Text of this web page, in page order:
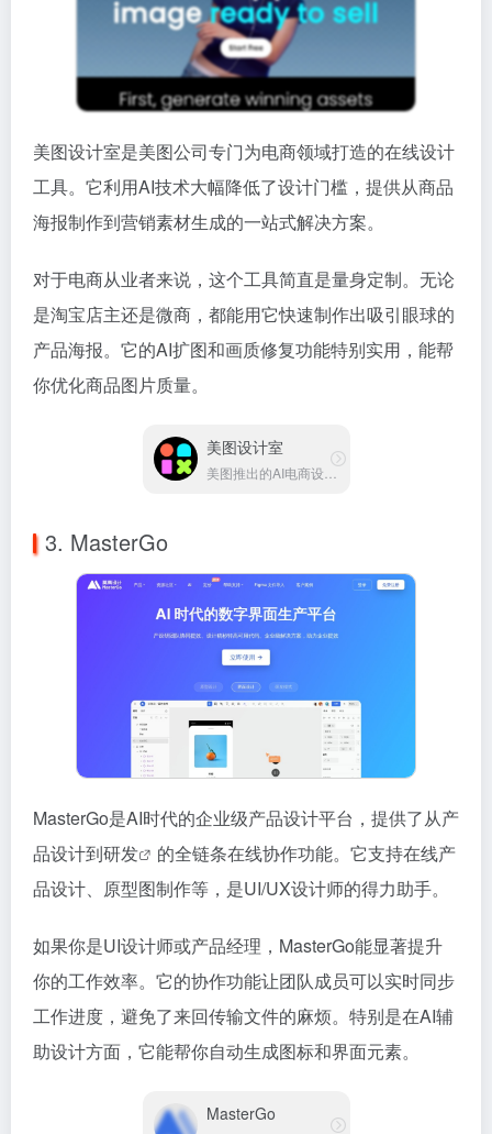
美图设计室是美图公司专门为电商领域打造的在线设计
工具。它利用AI技术大幅降低了设计门槛，提供从商品
海报制作到营销素材生成的一站式解决方案。
对于电商从业者来说，这个工具简直是量身定制。无论
是淘宝店主还是微商，都能用它快速制作出吸引眼球的
产品海报。它的AI扩图和画质修复功能特别实用，能帮
你优化商品图片质量。
美图设计室
3. MasterGo
MasterGo是AI时代的企业级产品设计平台，提供了从产
品设计到研发
的全链条在线协作功能。它支持在线产
品设计、原型图制作等，是UI/UX设计师的得力助手。
如果你是UI设计师或产品经理，MasterGo能显著提升
你的工作效率。它的协作功能让团队成员可以实时同步
工作进度，避免了来回传输文件的麻烦。特别是在AI辅
助设计方面，它能帮你自动生成图标和界面元素。
MasterGo